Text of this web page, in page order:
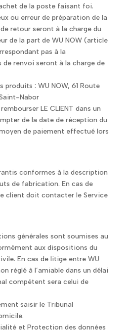
de la poste faisant foi.
ou erreur de préparation de la
retour seront à la charge du
de la part de WU NOW (article
pas à la
renvoi seront à la charge de
produits : WU NOW, 61 Route
Nabor
LE CLIENT dans un
de la date de réception du
de paiement effectué lors
conformes à la description
de fabrication. En cas de
client doit contacter le Service
générales sont soumises au
aux dispositions du
En cas de litige entre WU
réglé à l’amiable dans un délai
compétent sera celui de
saisir le Tribunal
et Protection des données